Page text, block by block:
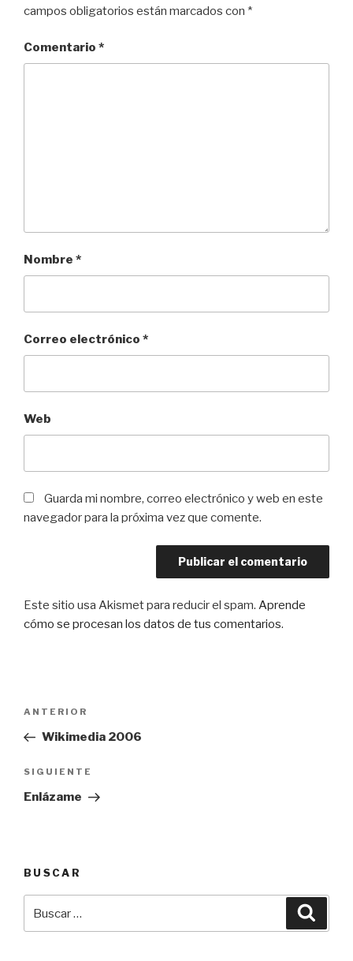
campos obligatorios están marcados con *
Comentario *
Nombre *
Correo electrónico *
Web
Guarda mi nombre, correo electrónico y web en este
navegador para la próxima vez que comente.
Este sitio usa Akismet para reducir el spam. Aprende
cómo se procesan los datos de tus comentarios.
entradas
Entrada
anterior:
ANTERIOR
Wikimedia 2006
Siguiente
entrada
SIGUIENTE
Enlázame
BUSCAR